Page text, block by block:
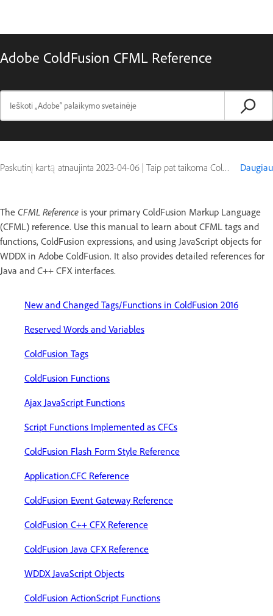
Adobe ColdFusion CFML Reference
Paskutinį kartą atnaujinta 2023-04-06 | Taip pat taikoma ColdFusion Daugiau
The CFML Reference is your primary ColdFusion Markup Language
(CFML) reference. Use this manual to learn about CFML tags and
functions, ColdFusion expressions, and using JavaScript objects for
WDDX in Adobe ColdFusion. It also provides detailed references for
Java and C++ CFX interfaces.
New and Changed Tags/Functions in ColdFusion 2016
Reserved Words and Variables
ColdFusion Tags
ColdFusion Functions
Ajax JavaScript Functions
Script Functions Implemented as CFCs
ColdFusion Flash Form Style Reference
Application.CFC Reference
ColdFusion Event Gateway Reference
ColdFusion C++ CFX Reference
ColdFusion Java CFX Reference
WDDX JavaScript Objects
ColdFusion ActionScript Functions